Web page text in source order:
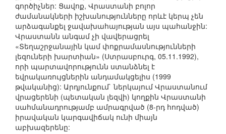
գործիչներ: Ցավոք, Վրաստանի բոլոր
ժամանակների իշխանությունները որևէ կերպ չեն
արձագանքել ջավախահայության այս պահանջին:
Վրաստանն անգամ չի վավերացրել
«Տեղաշրջանային կամ փոքրամասնությունների
լեզուների խարտիան» (Ստրասբուրգ, 05.11.1992),
որի պարտավորությունն ստանձնել է
եվրակառույցներին անդամակցելիս (1999
թվականից): Արդյունքում` ներկայում Վրաստանում
վրացերենի (պետական լեզվի) կողքին Վրաստանի
սահմանադրությամբ ամրագրված (8-րդ հոդված)
իրավական կարգավիճակ ունի միայն
աբխազերենը: